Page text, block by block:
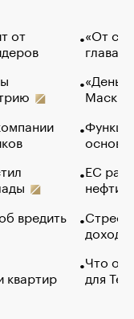
от
вредить
квартир
«От
глава
Маск в
основ
ЕС
нефти
Что
для